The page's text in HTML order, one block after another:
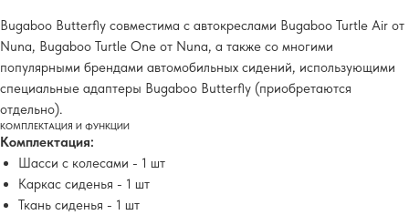
Bugaboo Butterfly совместима с автокреслами Bugaboo Turtle Air от
Nuna, Bugaboo Turtle One от Nuna, а также со многими
популярными брендами автомобильных сидений, использующими
специальные адаптеры Bugaboo Butterfly (приобретаются
отдельно).
КОМПЛЕКТАЦИЯ И ФУНКЦИИ
Комплектация:
Шасси с колесами - 1 шт
Каркас сиденья - 1 шт
Ткань сиденья - 1 шт